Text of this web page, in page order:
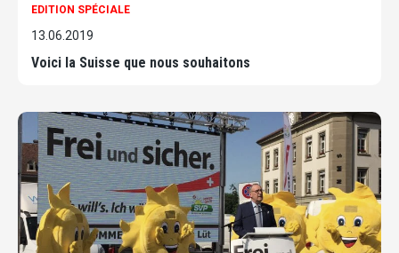
EDITION SPÉCIALE
13.06.2019
Voici la Suisse que nous souhaitons